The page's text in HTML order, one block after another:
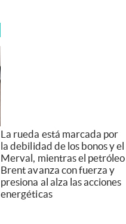
La rueda está marcada por
la debilidad de los bonos y el
Merval, mientras el petróleo
Brent avanza con fuerza y
presiona al alza las acciones
energéticas